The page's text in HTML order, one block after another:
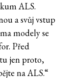
ALS.
a svůj vstup
modely se
Před
jen proto,
na ALS.“